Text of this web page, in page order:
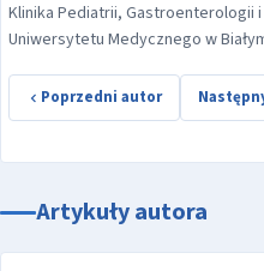
Klinika Pediatrii, Gastroenterologii
Uniwersytetu Medycznego w
Poprzedni autor
Artykuły autora